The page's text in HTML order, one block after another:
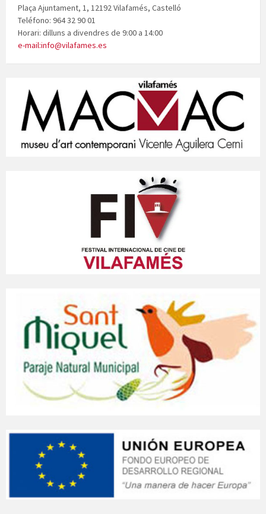
Plaça Ajuntament, 1, 12192 Vilafamés, Castelló
Teléfono: 964 32 90 01
Horari: dilluns a divendres de 9:00 a 14:00
e-mail:info@vilafames.es